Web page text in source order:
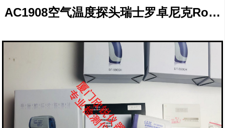
AC1908空气温度探头瑞士罗卓尼克Rotronic空气温度探头AC1908